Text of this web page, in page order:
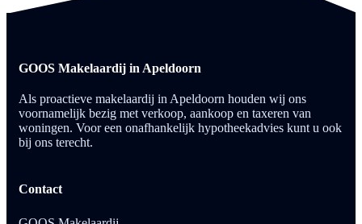
GOOS Makelaardij in Apeldoorn
Als proactieve makelaardij in Apeldoorn houden wij ons
voornamelijk bezig met verkoop, aankoop en taxeren van
woningen. Voor een onafhankelijk hypotheekadvies kunt u ook
bij ons terecht.
Contact